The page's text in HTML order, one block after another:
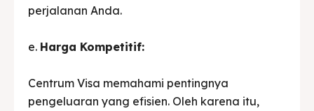
perjalanan Anda.
e. Harga Kompetitif:
Centrum Visa memahami pentingnya
pengeluaran yang efisien. Oleh karena itu,